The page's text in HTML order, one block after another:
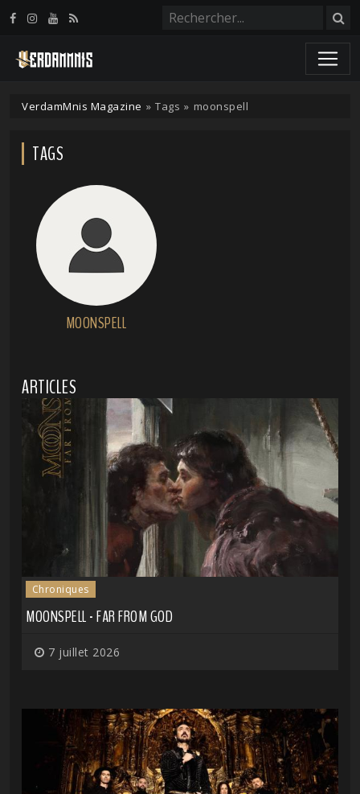
VerdamMnis Magazine » Tags » moonspell
TAGS
MOONSPELL
ARTICLES
Chroniques
MOONSPELL - FAR FROM GOD
7 juillet 2026
Panneau de gestion des cookies